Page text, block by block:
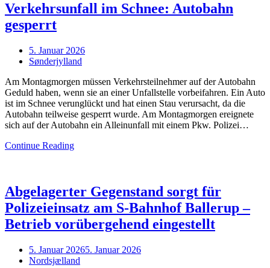
Verkehrsunfall im Schnee: Autobahn
gesperrt
Posted
on
5. Januar 2026
Sønderjylland
Am Montagmorgen müssen Verkehrsteilnehmer auf der Autobahn
Geduld haben, wenn sie an einer Unfallstelle vorbeifahren. Ein Auto
ist im Schnee verunglückt und hat einen Stau verursacht, da die
Autobahn teilweise gesperrt wurde. Am Montagmorgen ereignete
sich auf der Autobahn ein Alleinunfall mit einem Pkw. Polizei…
Continue Reading
Abgelagerter Gegenstand sorgt für
Polizeieinsatz am S-Bahnhof Ballerup –
Betrieb vorübergehend eingestellt
Posted
on
5. Januar 20265. Januar 2026
Nordsjælland